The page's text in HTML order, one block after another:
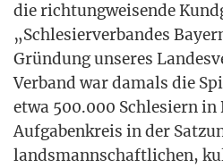
die rich­tung­wei­sen­de
„Schle­si­er­ver­ban­des
Grün­dung unse­res
Ver­band war damals die
etwa 500.000 Schle­si­ern in
Auf­ga­ben­kreis in der
lands­mann­schaft­li­chen,